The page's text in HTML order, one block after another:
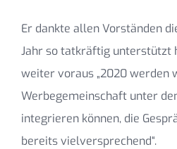
Er dankte allen Vorständen
Jahr so tatkräftig unterstützt
weiter voraus „2020 werden
Werbegemeinschaft unter
integrieren können, die
bereits vielversprechend“.